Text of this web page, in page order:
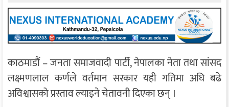
काठमाडौं – जनता समाजवादी पार्टी, नेपालका नेता तथा सांसद
लक्ष्मणलाल कर्णले वर्तमान सरकार यही गतिमा अघि बढे
अविश्वासको प्रस्ताव ल्याइने चेतावनी दिएका छन् ।